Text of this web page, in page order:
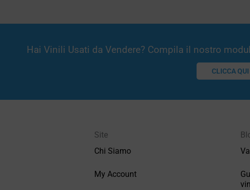
Hai Vinili Usati da Vendere? Compila il nostro
CLICCA QUI
Site
Chi Siamo
My Account